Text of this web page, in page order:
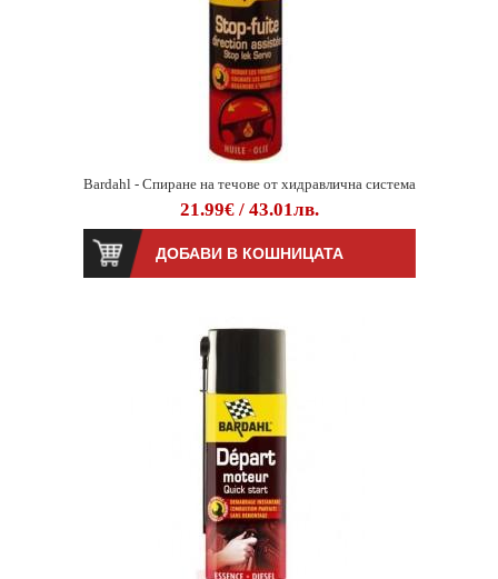
Bardahl - Спиране на течове от хидравлична система
21.99€ / 43.01лв.